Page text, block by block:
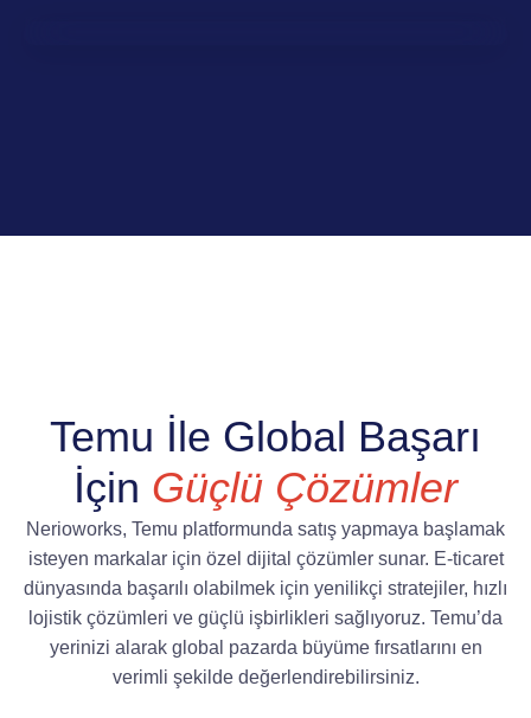
Temu İle Global Başarı
İçin Güçlü Çözümler
Nerioworks, Temu platformunda satış yapmaya başlamak
isteyen markalar için özel dijital çözümler sunar. E-ticaret
dünyasında başarılı olabilmek için yenilikçi stratejiler, hızlı
lojistik çözümleri ve güçlü işbirlikleri sağlıyoruz. Temu’da
yerinizi alarak global pazarda büyüme fırsatlarını en
verimli şekilde değerlendirebilirsiniz.